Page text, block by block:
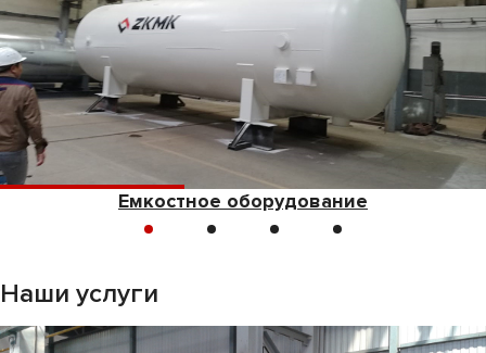
Емкостное оборудование
Наши услуги